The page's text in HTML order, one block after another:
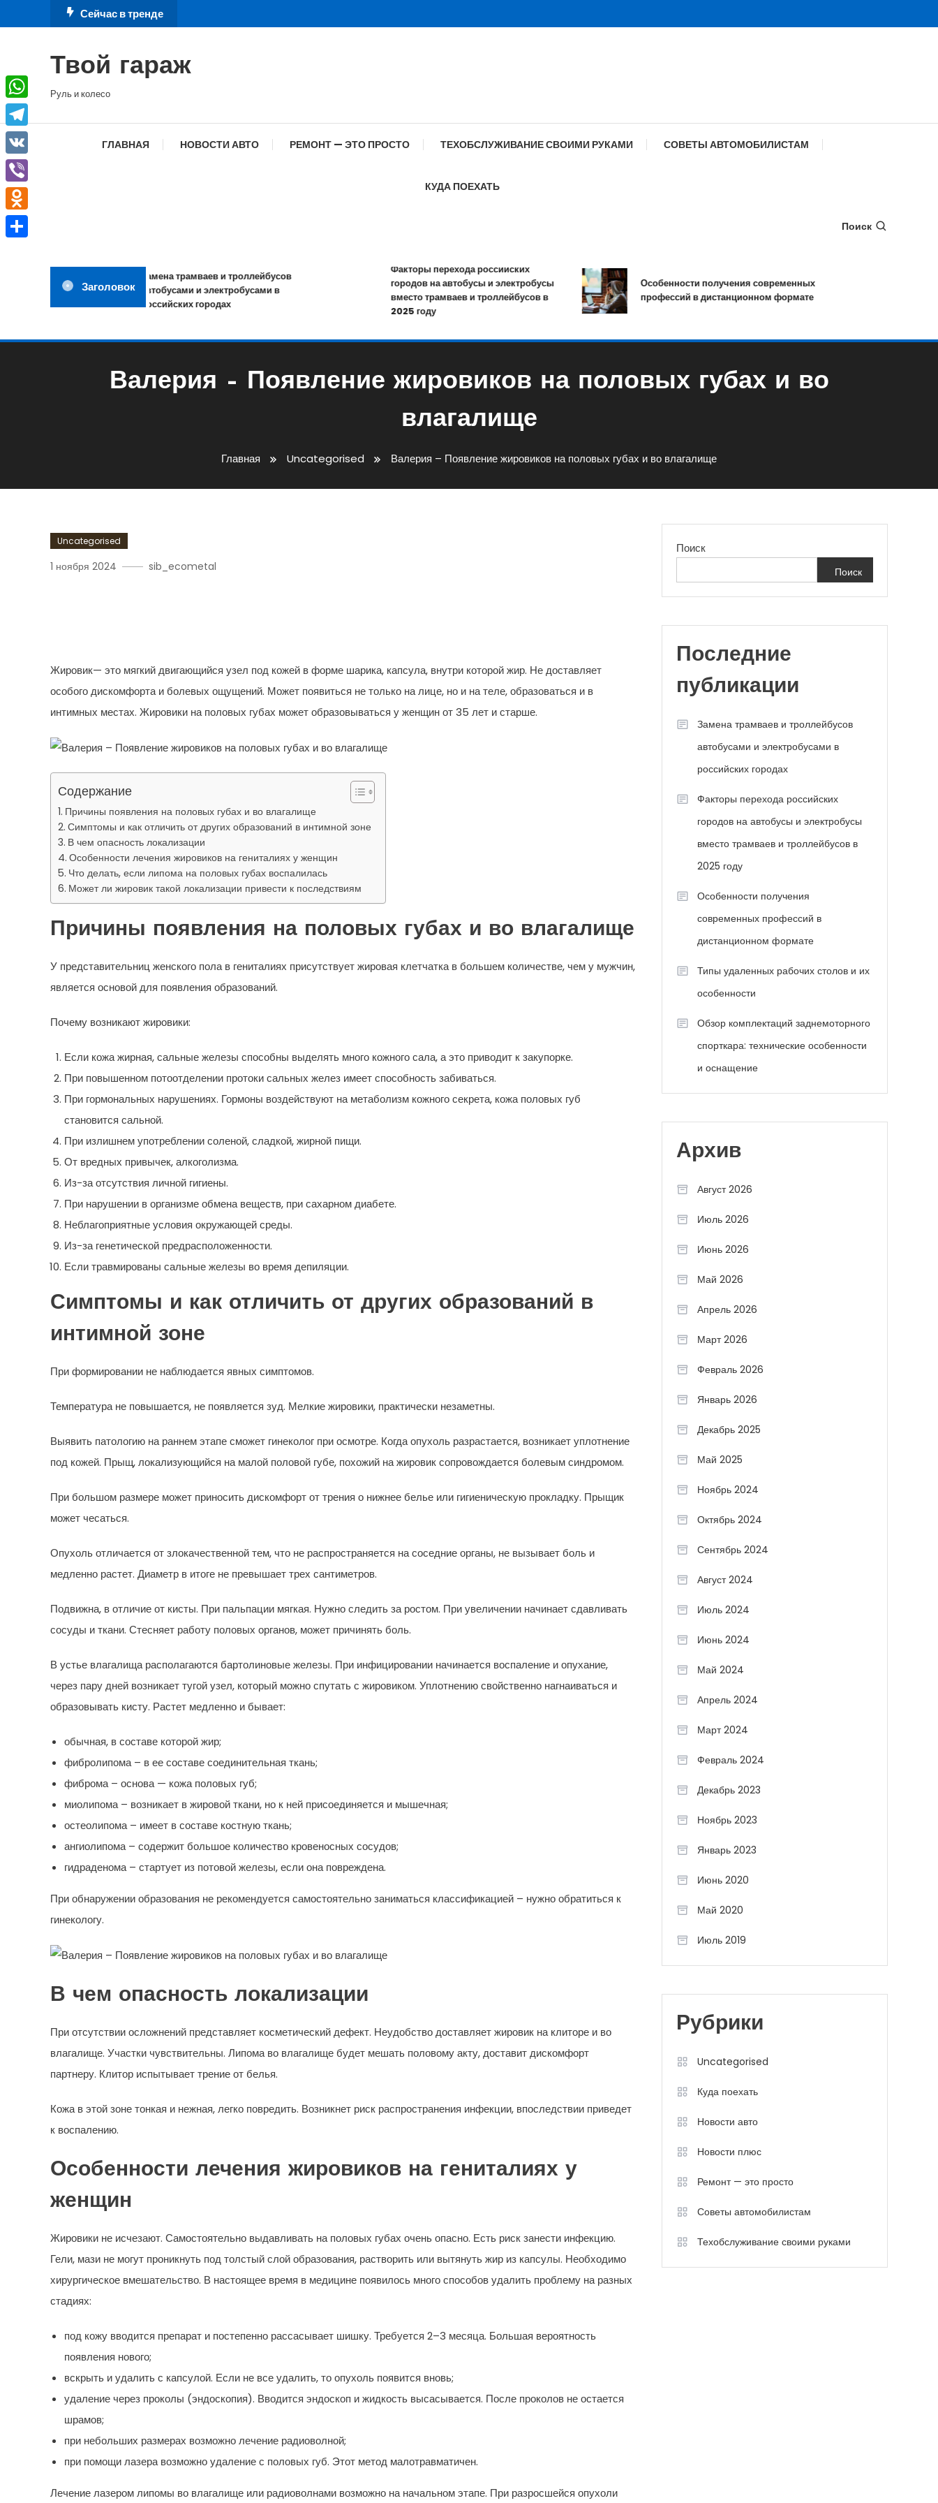
к
Сейчас в тренде
Твой гараж
Руль и колесо
ГЛАВНАЯ НОВОСТИ АВТО РЕМОНТ — ЭТО ПРОСТО ТЕХОБСЛУЖИВАНИЕ СВОИМИ РУКАМИ СОВЕТЫ АВТОМОБИЛИСТАМ
КУДА ПОЕХАТЬ
Поиск
Заголовок
Замена трамваев и троллейбусов
автобусами и электробусами в
российских городах
Факторы перехода российских
городов на автобусы и электробусы
вместо трамваев и троллейбусов в
2025 году
Особенности получения современных
профессий в дистанционном формате
Валерия – Появление жировиков на половых губах и во
влагалище
Главная Uncategorised Валерия – Появление жировиков на половых губах и во влагалище
Uncategorised
1 ноября 2024 sib_ecometal
Жировик— это мягкий двигающийся узел под кожей в форме шарика, капсула, внутри которой жир. Не доставляет
особого дискомфорта и болевых ощущений. Может появиться не только на лице, но и на теле, образоваться и в
интимных местах. Жировики на половых губах может образовываться у женщин от 35 лет и старше.
Содержание
Причины появления на половых губах и во влагалище
Симптомы и как отличить от других образований в интимной зоне
В чем опасность локализации
Особенности лечения жировиков на гениталиях у женщин
Что делать, если липома на половых губах воспалилась
Может ли жировик такой локализации привести к последствиям
Причины появления на половых губах и во влагалище
У представительниц женского пола в гениталиях присутствует жировая клетчатка в большем количестве, чем у мужчин,
является основой для появления образований.
Почему возникают жировики:
Если кожа жирная, сальные железы способны выделять много кожного сала, а это приводит к закупорке.
При повышенном потоотделении протоки сальных желез имеет способность забиваться.
При гормональных нарушениях. Гормоны воздействуют на метаболизм кожного секрета, кожа половых губ
становится сальной.
При излишнем употреблении соленой, сладкой, жирной пищи.
От вредных привычек, алкоголизма.
Из-за отсутствия личной гигиены.
При нарушении в организме обмена веществ, при сахарном диабете.
Неблагоприятные условия окружающей среды.
Из-за генетической предрасположенности.
Если травмированы сальные железы во время депиляции.
Симптомы и как отличить от других образований в
интимной зоне
При формировании не наблюдается явных симптомов.
Температура не повышается, не появляется зуд. Мелкие жировики, практически незаметны.
Выявить патологию на раннем этапе сможет гинеколог при осмотре. Когда опухоль разрастается, возникает уплотнение
под кожей. Прыщ, локализующийся на малой половой губе, похожий на жировик сопровождается болевым синдромом.
При большом размере может приносить дискомфорт от трения о нижнее белье или гигиеническую прокладку. Прыщик
может чесаться.
Опухоль отличается от злокачественной тем, что не распространяется на соседние органы, не вызывает боль и
медленно растет. Диаметр в итоге не превышает трех сантиметров.
Подвижна, в отличие от кисты. При пальпации мягкая. Нужно следить за ростом. При увеличении начинает сдавливать
сосуды и ткани. Стесняет работу половых органов, может причинять боль.
В устье влагалища располагаются бартолиновые железы. При инфицировании начинается воспаление и опухание,
через пару дней возникает тугой узел, который можно спутать с жировиком. Уплотнению свойственно нагнаиваться и
образовывать кисту. Растет медленно и бывает:
обычная, в составе которой жир;
фибролипома – в ее составе соединительная ткань;
фиброма – основа — кожа половых губ;
миолипома – возникает в жировой ткани, но к ней присоединяется и мышечная;
остеолипома – имеет в составе костную ткань;
ангиолипома – содержит большое количество кровеносных сосудов;
гидраденома – стартует из потовой железы, если она повреждена.
При обнаружении образования не рекомендуется самостоятельно заниматься классификацией – нужно обратиться к
гинекологу.
В чем опасность локализации
При отсутствии осложнений представляет косметический дефект. Неудобство доставляет жировик на клиторе и во
влагалище. Участки чувствительны. Липома во влагалище будет мешать половому акту, доставит дискомфорт
партнеру. Клитор испытывает трение от белья.
Кожа в этой зоне тонкая и нежная, легко повредить. Возникнет риск распространения инфекции, впоследствии приведет
к воспалению.
Особенности лечения жировиков на гениталиях у
женщин
Жировики не исчезают. Самостоятельно выдавливать на половых губах очень опасно. Есть риск занести инфекцию.
Гели, мази не могут проникнуть под толстый слой образования, растворить или вытянуть жир из капсулы. Необходимо
хирургическое вмешательство. В настоящее время в медицине появилось много способов удалить проблему на разных
стадиях:
под кожу вводится препарат и постепенно рассасывает шишку. Требуется 2–3 месяца. Большая вероятность
появления нового;
вскрыть и удалить с капсулой. Если не все удалить, то опухоль появится вновь;
удаление через проколы (эндоскопия). Вводится эндоскоп и жидкость высасывается. После проколов не остается
шрамов;
при небольших размерах возможно лечение радиоволной;
при помощи лазера возможно удаление с половых губ. Этот метод малотравматичен.
Лечение лазером липомы во влагалище или радиоволнами возможно на начальном этапе. При разросшейся опухоли
Поиск
Поиск
Последние
публикации
Замена трамваев и троллейбусов
автобусами и электробусами в
российских городах
Факторы перехода российских
городов на автобусы и электробусы
вместо трамваев и троллейбусов в
2025 году
Особенности получения
современных профессий в
дистанционном формате
Типы удаленных рабочих столов и их
особенности
Обзор комплектаций заднемоторного
спорткара: технические особенности
и оснащение
Архив
Август 2026
Июль 2026
Июнь 2026
Май 2026
Апрель 2026
Март 2026
Февраль 2026
Январь 2026
Декабрь 2025
Май 2025
Ноябрь 2024
Октябрь 2024
Сентябрь 2024
Август 2024
Июль 2024
Июнь 2024
Май 2024
Апрель 2024
Март 2024
Февраль 2024
Декабрь 2023
Ноябрь 2023
Январь 2023
Июнь 2020
Май 2020
Июль 2019
Рубрики
Uncategorised
Куда поехать
Новости авто
Новости плюс
Ремонт — это просто
Советы автомобилистам
Техобслуживание своими руками
WhatsApp
Telegram
VK
Viber
Odnoklassniki